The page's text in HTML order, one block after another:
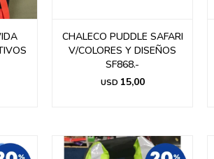
CHALECO PUDDLE SAFARI
V/COLORES Y DISEÑOS
SF868.-
USD 15,00